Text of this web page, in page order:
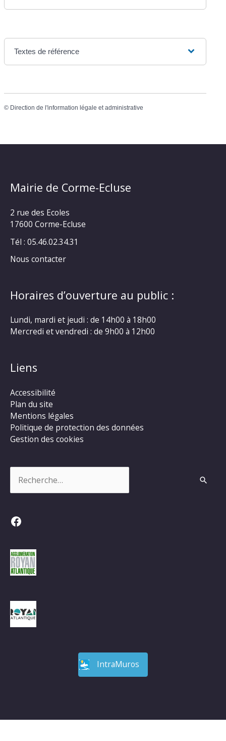
Textes de référence
© Direction de l'information légale et administrative
Mairie de Corme-Ecluse
2 rue des Ecoles
17600 Corme-Ecluse
Tél : 05.46.02.34.31
Nous contacter
Horaires d’ouverture au public :
Lundi, mardi et jeudi : de 14h00 à 18h00
Mercredi et vendredi : de 9h00 à 12h00
Liens
Accessibilité
Plan du site
Mentions légales
Politique de protection des données
Gestion des cookies
Facebook
IntraMuros